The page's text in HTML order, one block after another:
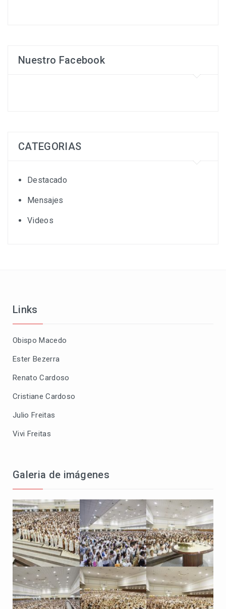
Nuestro Facebook
CATEGORIAS
Destacado
Mensajes
Videos
Links
Obispo Macedo
Ester Bezerra
Renato Cardoso
Cristiane Cardoso
Julio Freitas
Vivi Freitas
Galeria de imágenes